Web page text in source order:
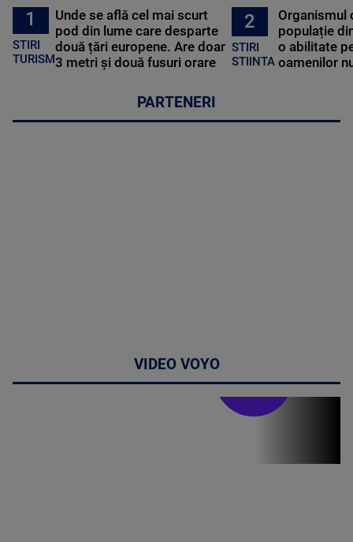
1
STIRI
TURISM
Unde se află cel mai scurt
pod din lume care desparte
două țări europene. Are doar
3 metri și două fusuri orare
2
STIRI
STIINTA
Organismul
populație
o abilitate
oamenilor
PARTENERI
VIDEO VOYO